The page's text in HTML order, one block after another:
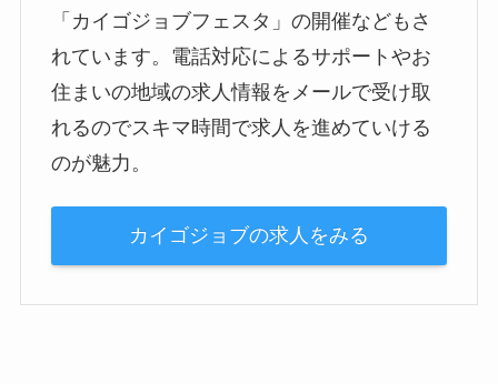
「カイゴジョブフェスタ」の開催などもさ
れています。電話対応によるサポートやお
住まいの地域の求人情報をメールで受け取
れるのでスキマ時間で求人を進めていける
のが魅力。
カイゴジョブの求人をみる